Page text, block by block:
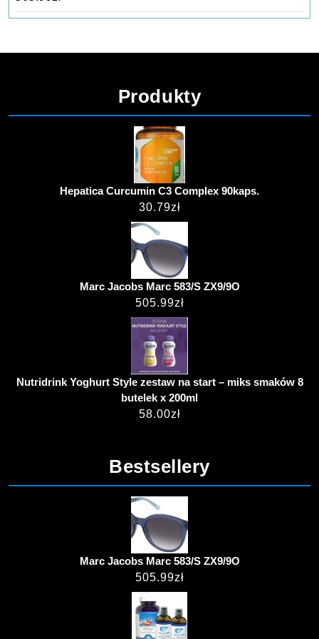
Produkty
Hepatica Curcumin C3 Complex 90kaps.
30.79zł
Marc Jacobs Marc 583/S ZX9/9O
505.99zł
Nutridrink Yoghurt Style zestaw na start – miks smaków 8
butelek x 200ml
58.00zł
Bestsellery
Marc Jacobs Marc 583/S ZX9/9O
505.99zł